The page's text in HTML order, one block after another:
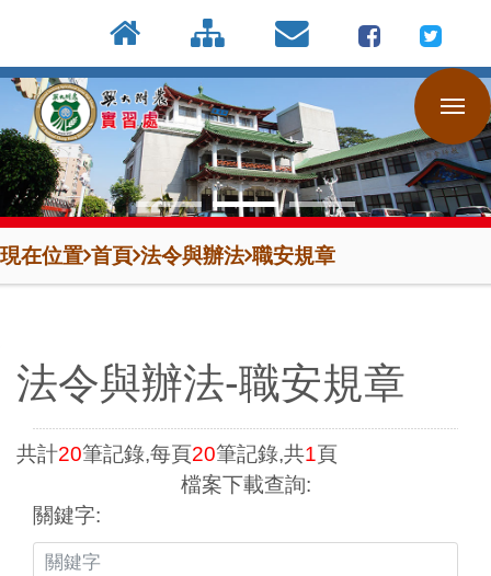
到
要
內
容
區
現在位置 首頁 法令與辦法 職安規章
法令與辦法-職安規章
共計20筆記錄,每頁20筆記錄,共1頁
檔案下載查詢:
關鍵字: